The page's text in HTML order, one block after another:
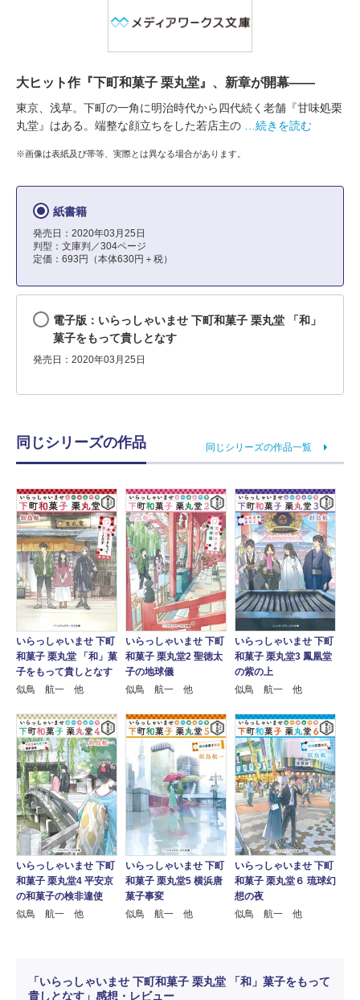
大ヒット作『下町和菓子 栗丸堂』、新章が開幕――
東京、浅草。下町の一角に明治時代から四代続く老舗『甘味処栗
丸堂』はある。端整な顔立ちをした若店主の
…続きを読む
※画像は表紙及び帯等、実際とは異なる場合があります。
紙書籍
発売日：2020年03月25日
判型：文庫判／304ページ
定価：693円（本体630円＋税）
電子版：いらっしゃいませ 下町和菓子 栗丸堂 「和」
菓子をもって貴しとなす
発売日：2020年03月25日
同じシリーズの作品 同じシリーズの作品一覧
いらっしゃいませ 下町
和菓子 栗丸堂 「和」菓
子をもって貴しとなす
似鳥 航一 他
いらっしゃいませ 下町
和菓子 栗丸堂2 聖徳太
子の地球儀
似鳥 航一 他
いらっしゃいませ 下町
和菓子 栗丸堂3 鳳凰堂
の紫の上
似鳥 航一 他
いらっしゃいませ 下町
和菓子 栗丸堂4 平安京
の和菓子の検非違使
似鳥 航一 他
いらっしゃいませ 下町
和菓子 栗丸堂5 横浜唐
菓子事変
似鳥 航一 他
いらっしゃいませ 下町
和菓子 栗丸堂６ 琉球幻
想の夜
似鳥 航一 他
「いらっしゃいませ 下町和菓子 栗丸堂 「和」菓子をもって
貴しとなす」感想・レビュー